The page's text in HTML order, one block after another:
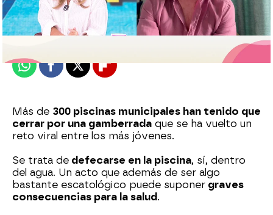
Marta Requejo
Publicado:06 de agosto de 2025, 17:24
WhatsappFacebook
X Flipboard
Más de 300 piscinas municipales han tenido que
cerrar por una gamberrada que se ha vuelto un
reto viral entre los más jóvenes.
Se trata de defecarse en la piscina, sí, dentro
del agua. Un acto que además de ser algo
bastante escatológico puede suponer graves
consecuencias para la salud .